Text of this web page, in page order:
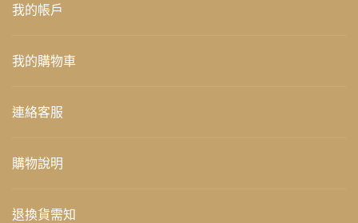
我的帳戶
我的購物車
連絡客服
購物說明
退換貨需知